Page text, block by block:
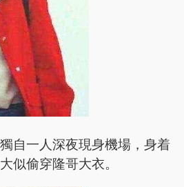
自一人深夜現身機場，身着
似偷穿隆哥大衣。